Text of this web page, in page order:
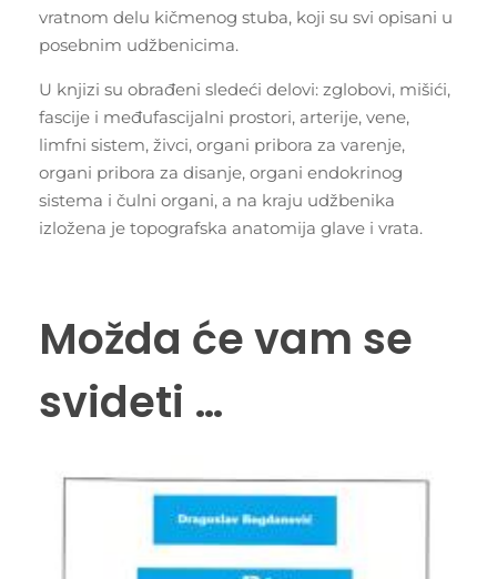
vratnom delu kičmenog stuba, koji su svi opisani u
posebnim udžbenicima.
U knjizi su obrađeni sledeći delovi: zglobovi, mišići,
fascije i međufascijalni prostori, arterije, vene,
limfni sistem, živci, organi pribora za varenje,
organi pribora za disanje, organi endokrinog
sistema i čulni organi, a na kraju udžbenika
izložena je topografska anatomija glave i vrata.
Možda će vam se
svideti …